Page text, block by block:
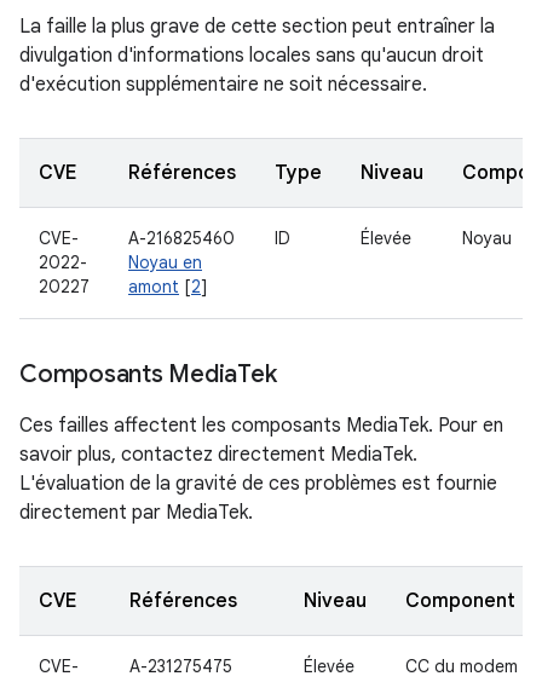
La faille la plus grave de cette section peut entraîner la
divulgation d'informations locales sans qu'aucun droit
d'exécution supplémentaire ne soit nécessaire.
CVE Références Type Niveau
CVE-
2022-
20227
A-216825460
Noyau en
amont [2]
ID Élevée Noyau
Composants MediaTek
Ces failles affectent les composants MediaTek. Pour en
savoir plus, contactez directement MediaTek.
L'évaluation de la gravité de ces problèmes est fournie
directement par MediaTek.
CVE Références Niveau Component
CVE-
A-231275475
Élevée
CC du modem